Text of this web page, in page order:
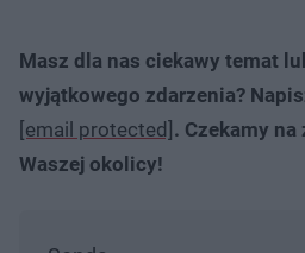
Masz dla nas ciekawy temat
wyjątkowego zdarzenia?
[email protected] . Czekamy
Waszej okolicy!